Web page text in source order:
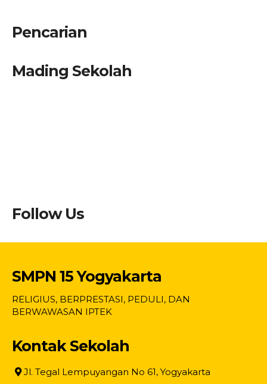
Pencarian
Mading Sekolah
Follow Us
SMPN 15 Yogyakarta
RELIGIUS, BERPRESTASI, PEDULI, DAN
BERWAWASAN IPTEK
Kontak Sekolah
Jl. Tegal Lempuyangan No 61, Yogyakarta